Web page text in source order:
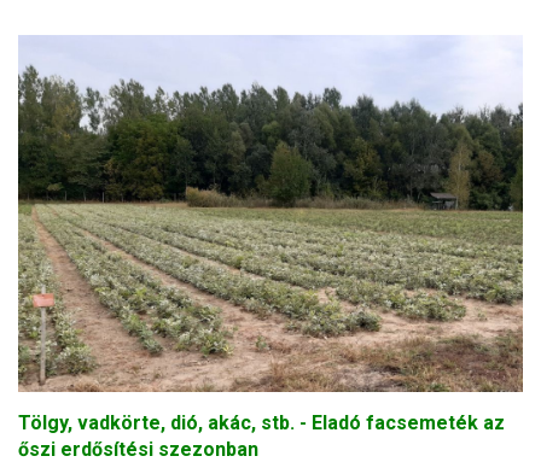
Tölgy, vadkörte, dió, akác, stb. - Eladó facsemeték az
őszi erdősítési szezonban